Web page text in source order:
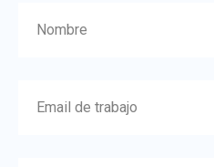
Nombre
Email de trabajo